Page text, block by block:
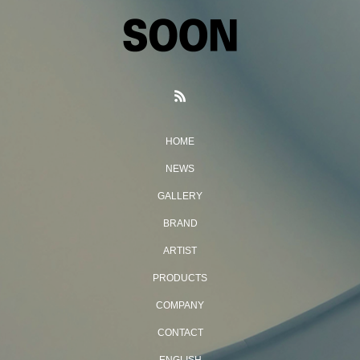
HOME
NEWS
GALLERY
BRAND
ARTIST
PRODUCTS
COMPANY
CONTACT